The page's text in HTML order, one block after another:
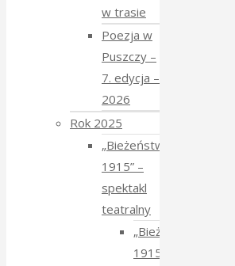
w trasie
Poezja w
Puszczy –
7. edycja –
2026
Rok 2025
„Bieżeństwo
1915” –
spektakl
teatralny
„Bieżeństwo
1915”